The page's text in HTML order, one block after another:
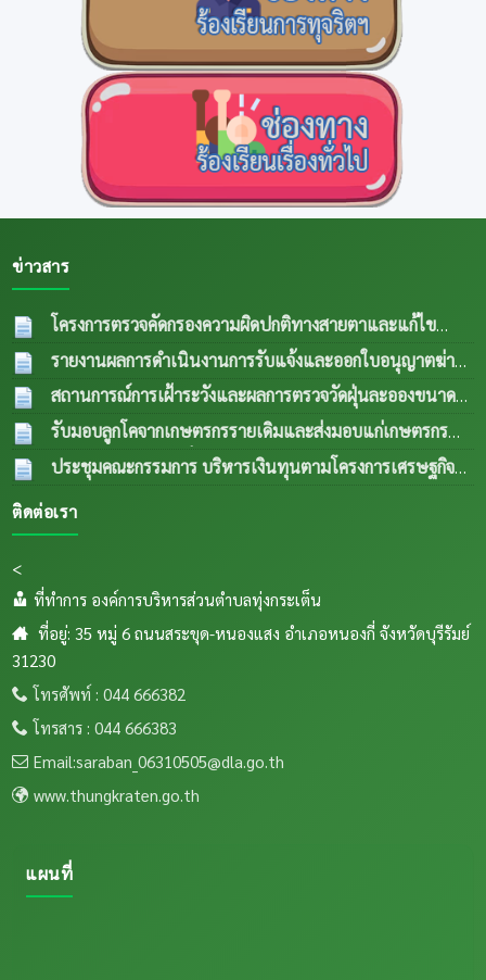
ข่าวสาร
โครงการตรวจคัดกรองความผิดปกติทางสายตาและแก้ไข
ความผิดปกติด้านการมองเห็นในกลุ่มผู้สูงอายุและผู้ด้อยโอกาส
ปีงบประมาณ พ.ศ.2569
04 ส.ค. 2569
รายงานผลการดำเนินงานการรับแจ้งและออกใบอนุญาตฆ่า
สัตว์ประจำเดือน กรกฎาคม 2569
04 ส.ค. 2569
สถานการณ์การเฝ้าระวังและผลการตรวจวัดฝุ่นละอองขนาด
เล็ก PM 2.5 ประจำเดือน กรกฎาคม 2569
04 ส.ค.
2569
รับมอบลูกโคจากเกษตรกรรายเดิมและส่งมอบแก่เกษตรกร
รายใหม่ (กรณีลูกตัวที่ 1 เพศเมีย อายุครบ 18 เดือน ขยายให้
เกษตรกรรายใหม่) เป็นการส่งพื้นทีตำบลทุ่งกเสริมอาชีพเลี้ยง
สัตว์แก่เกษตรกรในระเต็น โดยการให้ยืมเพื่อการผลิต ภายใต้
ประชุมคณะกรรมการ บริหารเงินทุนตามโครงการเศรษฐกิจ
ติดต่อเรา
<
ที่ทำการ องค์การบริหารส่วนตำบลทุ่งกระเต็น
ที่อยู่: 35 หมู่ 6 ถนนสระขุด-หนองแสง อำเภอหนองกี่ จังหวัดบุรีรัมย์
31230
โทรศัพท์ : 044 666382
โทรสาร : 044 666383
Email:saraban_06310505@dla.go.th
www.thungkraten.go.th
แผนที่